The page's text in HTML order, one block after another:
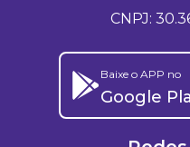
CNPJ:
Baixe o APP no
Google